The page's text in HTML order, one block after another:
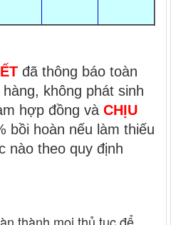
đã thông báo toàn
không phát sinh
hợp đồng và CHỊU
bồi hoàn nếu làm thiếu
nào theo quy định